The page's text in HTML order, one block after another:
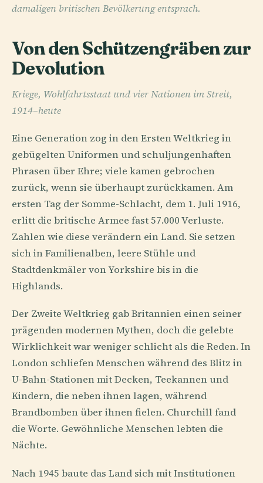
damaligen britischen Bevölkerung entsprach.
Von den Schützengräben zur
Devolution
Kriege, Wohlfahrtsstaat und vier Nationen im Streit,
1914–heute
Eine Generation zog in den Ersten Weltkrieg in
gebügelten Uniformen und schuljungenhaften
Phrasen über Ehre; viele kamen gebrochen
zurück, wenn sie überhaupt zurückkamen. Am
ersten Tag der Somme-Schlacht, dem 1. Juli 1916,
erlitt die britische Armee fast 57.000 Verluste.
Zahlen wie diese verändern ein Land. Sie setzen
sich in Familienalben, leere Stühle und
Stadtdenkmäler von Yorkshire bis in die
Highlands.
Der Zweite Weltkrieg gab Britannien einen seiner
prägenden modernen Mythen, doch die gelebte
Wirklichkeit war weniger schlicht als die Reden. In
London schliefen Menschen während des Blitz in
U-Bahn-Stationen mit Decken, Teekannen und
Kindern, die neben ihnen lagen, während
Brandbomben über ihnen fielen. Churchill fand
die Worte. Gewöhnliche Menschen lebten die
Nächte.
Nach 1945 baute das Land sich mit Institutionen